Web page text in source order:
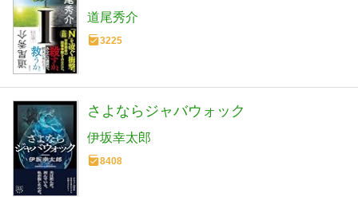
道尾秀介
3225
さよならジャバウォック
伊坂幸太郎
8408